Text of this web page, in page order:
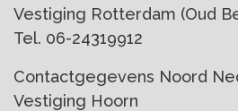
Vestiging Rotterdam (Oud
Tel. 06-24319912
Contactgegevens Noord
Vestiging Hoorn